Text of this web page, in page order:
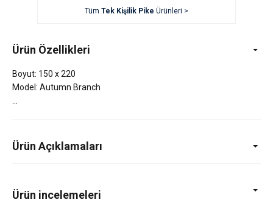
Tüm Tek Kişilik Pike Ürünleri >
Ürün Özellikleri
Boyut: 150 x 220
Model: Autumn Branch
Ürün Açıklamaları